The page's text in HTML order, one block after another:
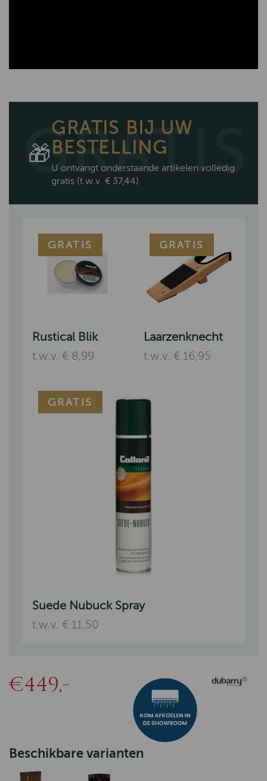
🎁
GRATIS BIJ UW
BESTELLING
U ontvangt onderstaande artikelen volledig
gratis (t.w.v. € 37,44)
GRATIS
Rustical Blik
t.w.v. € 8,99
GRATIS
Laarzenknecht
t.w.v. € 16,95
GRATIS
Suede Nubuck Spray
t.w.v. € 11,50
€449,-
Beschikbare varianten